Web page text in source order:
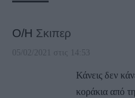
Ο/Η Σκιπερ
05/02/2021 στις 14:53
Κάνεις δεν
κοράκια από